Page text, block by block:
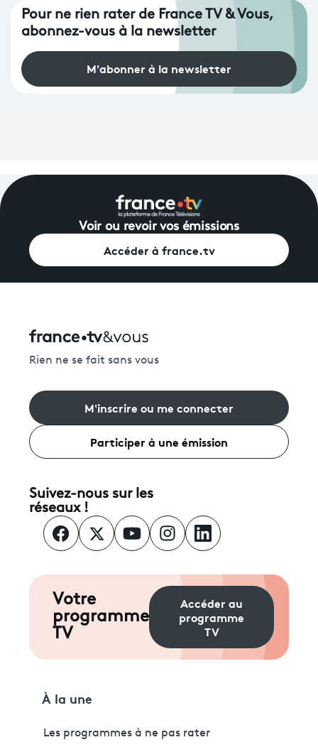
Pour ne rien rater de France TV & Vous,
abonnez-vous à la newsletter
M'abonner à la newsletter
Voir ou revoir vos émissions
Accéder à france.tv
Rien ne se fait sans vous
M'inscrire ou me connecter
Participer à une émission
Suivez-nous sur les
réseaux !
Votre
programme
TV
Accéder au
programme
TV
À la une
Les programmes à ne pas rater